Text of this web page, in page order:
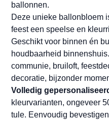
ballonnen.
Deze unieke ballonbloem
feest een speelse en
Geschikt voor binnen én
houdbaarheid
communie, bruiloft,
decoratie, bijzonder
Volledig
kleurvarianten, ongeveer
tule. Eenvoudig